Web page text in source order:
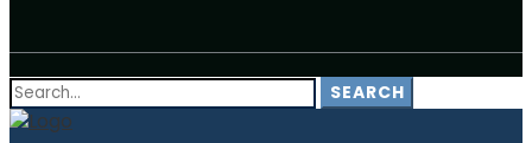
Search
for:
SEARCH